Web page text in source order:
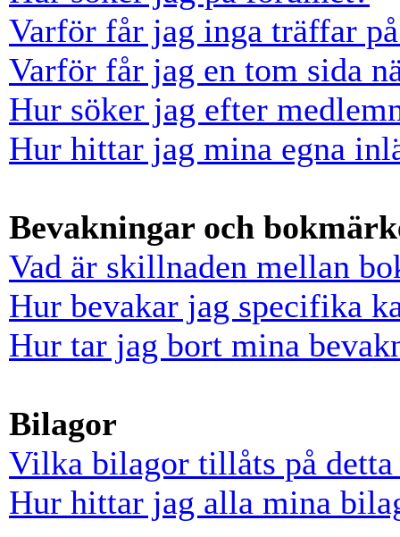
Varför får jag inga träffar
Varför får jag en tom sida
Hur söker jag efter
Hur hittar jag mina egna
Bevakningar och
Vad är skillnaden mellan
Hur bevakar jag specifika
Hur tar jag bort mina
Bilagor
Vilka bilagor tillåts på
Hur hittar jag alla mina